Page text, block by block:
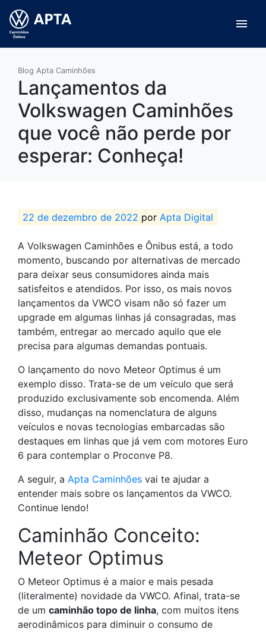
menu
Blog Apta Caminhões
Lançamentos da
Volkswagen Caminhões
que você não perde por
esperar: Conheça!
22 de dezembro de 2022 por Apta Digital
A Volkswagen Caminhões e Ônibus está, a todo
momento, buscando por alternativas de mercado
para deixar seus consumidores ainda mais
satisfeitos e atendidos. Por isso, os mais novos
lançamentos da VWCO visam não só fazer um
upgrade em algumas linhas já consagradas, mas
também, entregar ao mercado aquilo que ele
precisa para algumas demandas pontuais.
O lançamento do novo Meteor Optimus é um
exemplo disso. Trata-se de um veículo que será
produzido exclusivamente sob encomenda. Além
disso, mudanças na nomenclatura de alguns
veículos e novas tecnologias embarcadas são
destaques em linhas que já vem com motores Euro
6 para contemplar o Proconve P8.
A seguir, a Apta Caminhões vai te ajudar a
entender mais sobre os lançamentos da VWCO.
Continue lendo!
Caminhão Conceito:
Meteor Optimus
O Meteor Optimus é a maior e mais pesada
(literalmente) novidade da VWCO. Afinal, trata-se
de um caminhão topo de linha, com muitos itens
aerodinâmicos para diminuir o consumo de